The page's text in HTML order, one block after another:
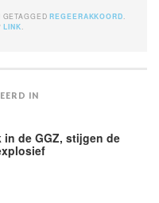
GETAGGEDREGEERAKKOORD
LINK
IN
de GGZ, stijgen de